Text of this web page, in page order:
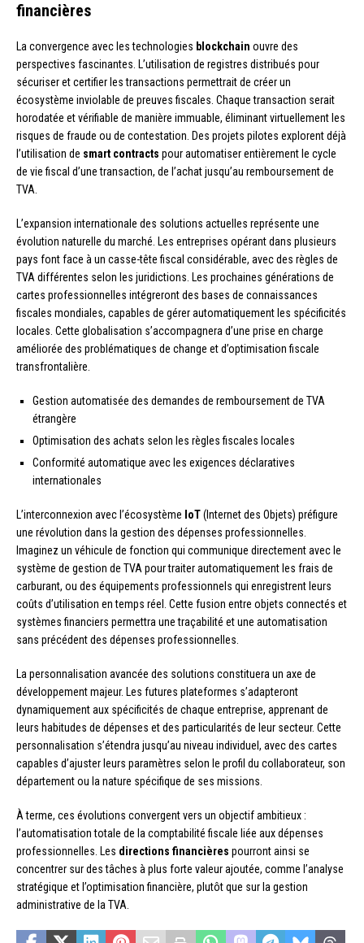
financières
La convergence avec les technologies blockchain ouvre des
perspectives fascinantes. L’utilisation de registres distribués pour
sécuriser et certifier les transactions permettrait de créer un
écosystème inviolable de preuves fiscales. Chaque transaction serait
horodatée et vérifiable de manière immuable, éliminant virtuellement les
risques de fraude ou de contestation. Des projets pilotes explorent déjà
l’utilisation de smart contracts pour automatiser entièrement le cycle
de vie fiscal d’une transaction, de l’achat jusqu’au remboursement de
TVA.
L’expansion internationale des solutions actuelles représente une
évolution naturelle du marché. Les entreprises opérant dans plusieurs
pays font face à un casse-tête fiscal considérable, avec des règles de
TVA différentes selon les juridictions. Les prochaines générations de
cartes professionnelles intégreront des bases de connaissances
fiscales mondiales, capables de gérer automatiquement les spécificités
locales. Cette globalisation s’accompagnera d’une prise en charge
améliorée des problématiques de change et d’optimisation fiscale
transfrontalière.
Gestion automatisée des demandes de remboursement de TVA
étrangère
Optimisation des achats selon les règles fiscales locales
Conformité automatique avec les exigences déclaratives
internationales
L’interconnexion avec l’écosystème IoT(Internet des Objets) préfigure
une révolution dans la gestion des dépenses professionnelles.
Imaginez un véhicule de fonction qui communique directement avec le
système de gestion de TVA pour traiter automatiquement les frais de
carburant, ou des équipements professionnels qui enregistrent leurs
coûts d’utilisation en temps réel. Cette fusion entre objets connectés et
systèmes financiers permettra une traçabilité et une automatisation
sans précédent des dépenses professionnelles.
La personnalisation avancée des solutions constituera un axe de
développement majeur. Les futures plateformes s’adapteront
dynamiquement aux spécificités de chaque entreprise, apprenant de
leurs habitudes de dépenses et des particularités de leur secteur. Cette
personnalisation s’étendra jusqu’au niveau individuel, avec des cartes
capables d’ajuster leurs paramètres selon le profil du collaborateur, son
département ou la nature spécifique de ses missions.
À terme, ces évolutions convergent vers un objectif ambitieux :
l’automatisation totale de la comptabilité fiscale liée aux dépenses
professionnelles. Les directions financières pourront ainsi se
concentrer sur des tâches à plus forte valeur ajoutée, comme l’analyse
stratégique et l’optimisation financière, plutôt que sur la gestion
administrative de la TVA.